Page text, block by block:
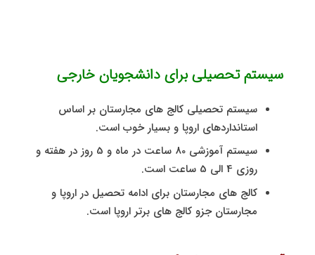
سیستم تحصیلی برای دانشجویان خارجی
سیستم تحصیلی کالج های مجارستان بر اساس
استانداردهای اروپا و بسیار خوب است.
سیستم آموزشی 80 ساعت در ماه و 5 روز در هفته و
روزی 4 الی 5 ساعت است.
کالج های مجارستان برای ادامه تحصیل در اروپا و
مجارستان جزو کالج های برتر اروپا است.